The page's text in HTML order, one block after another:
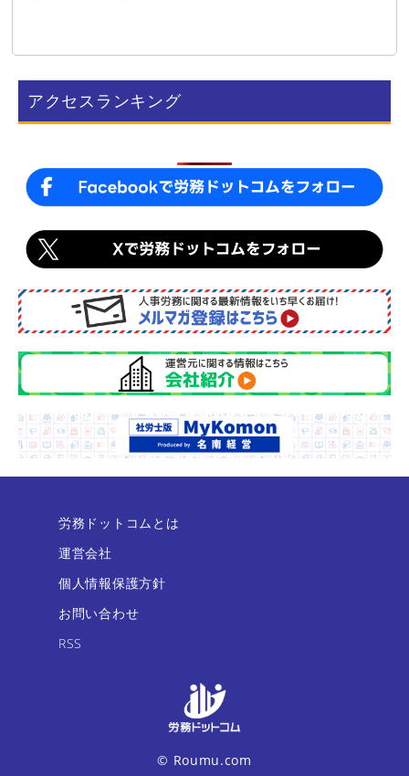
e
b
o
e
アクセスランキング
労務ドットコムとは
運営会社
個人情報保護方針
お問い合わせ
RSS
© Roumu.com